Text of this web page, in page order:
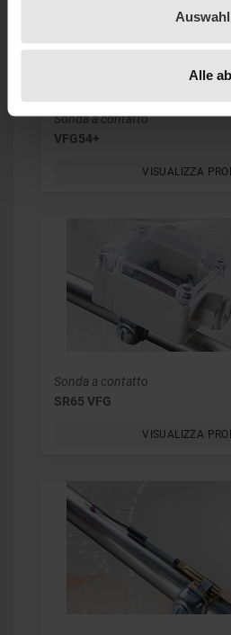
Alle
Sonda a contatto
VFG54+
VISUALIZZA
Sonda a contatto
SR65 VFG
VISUALIZZA